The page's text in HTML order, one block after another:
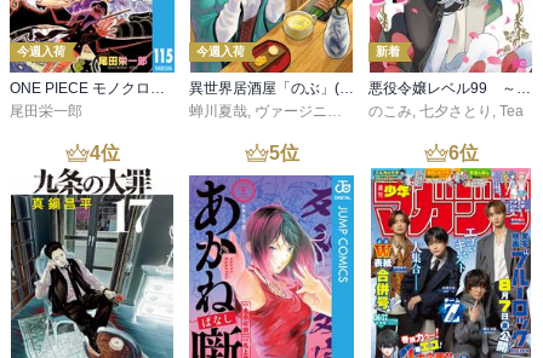
今週入荷
ONE PIECE モノクロ版 115
尾田栄一郎
今週入荷
異世界居酒屋「のぶ」(22)
蝉川夏哉, ヴァージニア二等兵 ,転
新着
悪役令嬢レベル99 ～私は裏ボスですが魔王ではありません～ その６
のこみ, 七夕さとり , Tea
4位 5位 6位